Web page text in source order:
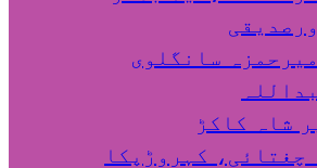
سانگلوی
شاہ کاکڑ
چغتائی، کہروڑپکا